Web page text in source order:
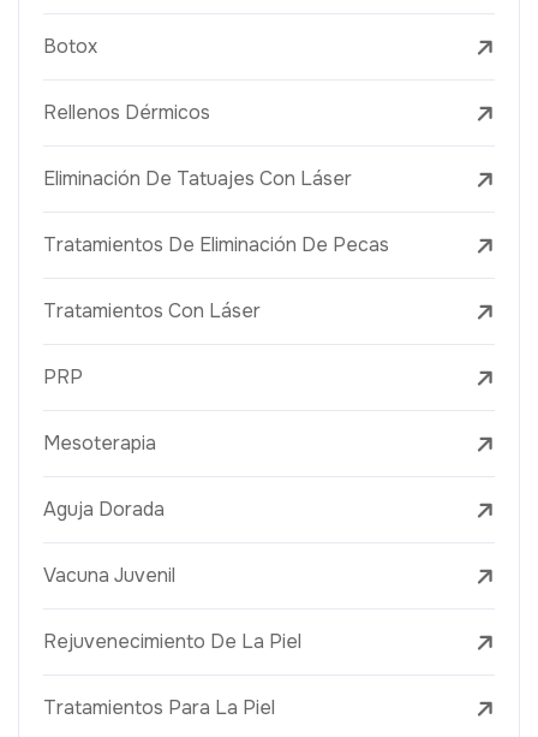
Botox
Rellenos Dérmicos
Eliminación De Tatuajes Con Láser
Tratamientos De Eliminación De Pecas
Tratamientos Con Láser
PRP
Mesoterapia
Aguja Dorada
Vacuna Juvenil
Rejuvenecimiento De La Piel
Tratamientos Para La Piel